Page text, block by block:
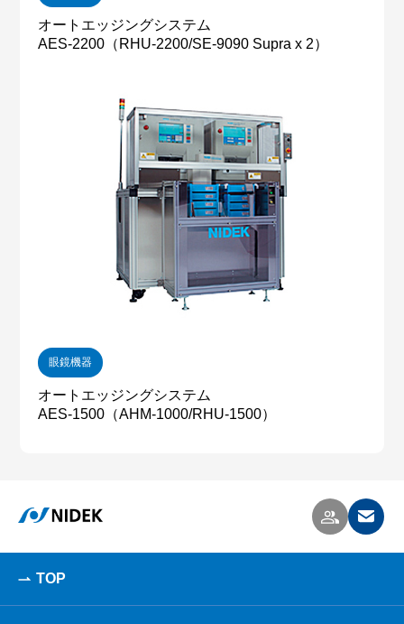
オートエッジングシステム
AES-2200（RHU-2200/SE-9090 Supra x 2）
眼鏡機器
オートエッジングシステム
AES-1500（AHM-1000/RHU-1500）
TOP